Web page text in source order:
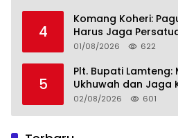
4
Komang Koheri:
Harus Jaga
Lampung Tengah
01/08/2026 622
5
Plt. Bupati Lamteng:
Ukhuwah dan Jaga
02/08/2026 601